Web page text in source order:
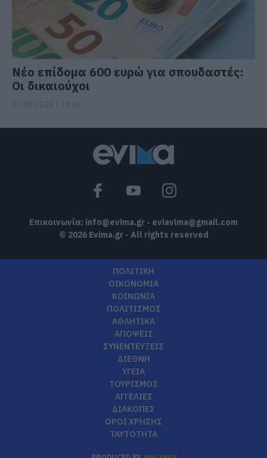
Νέο επίδομα 600 ευρώ για σπουδαστές:
Οι δικαιούχοι
Επικοινωνία: info@evima.gr - eviavima@gmail.com
© 2026 Evima.gr - All rights reserved
ΠΟΛΙΤΙΚΗ
ΟΙΚΟΝΟΜΙΑ
ΚΟΙΝΩΝΙΑ
ΠΟΛΙΤΙΣΜΟΣ
ΑΘΛΗΤΙΚΑ
ΑΠΟΨΕΙΣ
ΣΥΝΕΝΤΕΥΞΕΙΣ
ΔΙΕΘΝΗ
ΥΓΕΙΑ
ΤΟΥΡΙΣΜΟΣ
ΑΓΓΕΛΙΕΣ
ΔΙΑΚΟΠΕΣ
ΟΡΟΙ ΧΡΗΣΗΣ
ΤΑΥΤΟΤΗΤΑ